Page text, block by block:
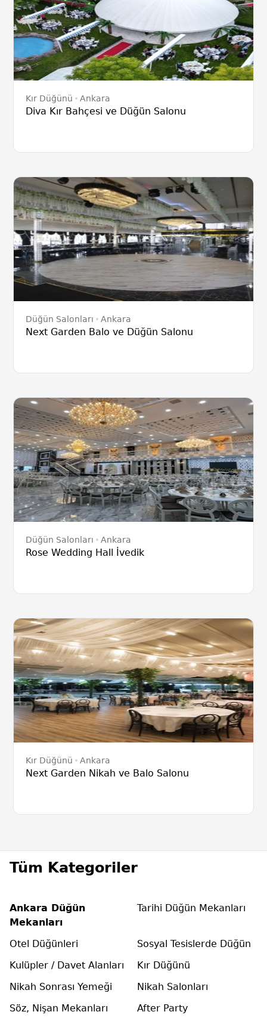
Kır Düğünü Ankara
Diva Kır Bahçesi ve Düğün Salonu
Düğün Salonları Ankara
Next Garden Balo ve Düğün Salonu
Düğün Salonları Ankara
Rose Wedding Hall İvedik
Kır Düğünü Ankara
Next Garden Nikah ve Balo Salonu
Tüm Kategoriler
Ankara Düğün
Mekanları
Tarihi Düğün Mekanları
Otel Düğünleri
Sosyal Tesislerde Düğün
Kulüpler / Davet Alanları
Kır Düğünü
Nikah Sonrası Yemeği
Nikah Salonları
Söz, Nişan Mekanları
After Party